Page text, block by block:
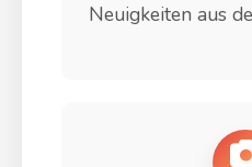
Neuigkeiten aus